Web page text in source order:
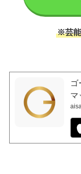
※芸能
ゴ
マ